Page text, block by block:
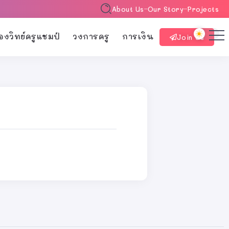
About Us Our Story Projects
งวิทย์ครูแชมป์ วงการครู การเงิน Join Us